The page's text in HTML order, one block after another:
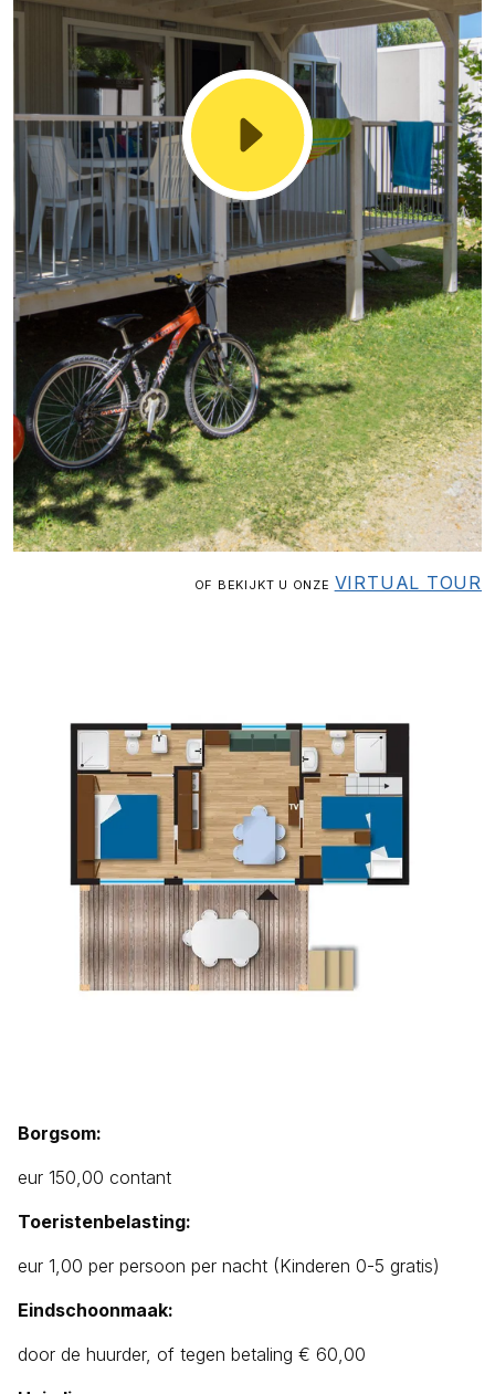
OF BEKIJKT U ONZE VIRTUAL TOUR
Borgsom:
eur 150,00 contant
Toeristenbelasting:
eur 1,00 per persoon per nacht (Kinderen 0-5 gratis)
Eindschoonmaak:
door de huurder, of tegen betaling € 60,00